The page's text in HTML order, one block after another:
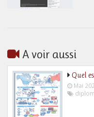
A voir aussi
Quel
Mai